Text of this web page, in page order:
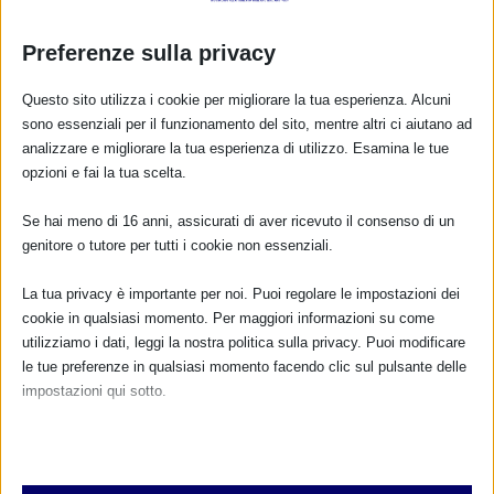
tempo della mediazione è finito
12 Gennaio 2013
Preferenze sulla privacy
Questo sito utilizza i cookie per migliorare la tua esperienza. Alcuni
sono essenziali per il funzionamento del sito, mentre altri ci aiutano ad
analizzare e migliorare la tua esperienza di utilizzo. Esamina le tue
opzioni e fai la tua scelta.
Se hai meno di 16 anni, assicurati di aver ricevuto il consenso di un
genitore o tutore per tutti i cookie non essenziali.
La tua privacy è importante per noi. Puoi regolare le impostazioni dei
cookie in qualsiasi momento. Per maggiori informazioni su come
utilizziamo i dati, leggi la nostra politica sulla privacy. Puoi modificare
le tue preferenze in qualsiasi momento facendo clic sul pulsante delle
impostazioni qui sotto.
Essenziali